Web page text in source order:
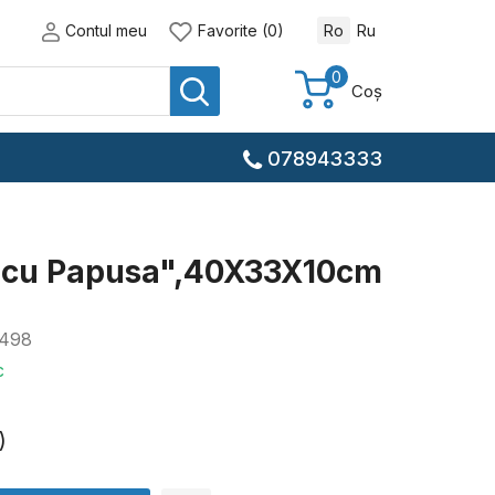
Contul meu Favorite (0) Ro Ru
0
Coș
078943333
Papusa",40X33X10cm